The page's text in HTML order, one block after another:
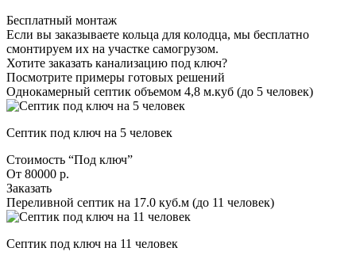
Бесплатный монтаж
Если вы заказываете кольца для колодца, мы бесплатно
смонтируем их на участке самогрузом.
Хотите заказать канализацию под ключ?
Посмотрите примеры готовых решений
Однокамерный септик объемом 4,8 м.куб (до 5 человек)
Септик под ключ на 5 человек
Стоимость “Под ключ”
От 80000 р.
Заказать
Переливной септик на 17.0 куб.м (до 11 человек)
Септик под ключ на 11 человек